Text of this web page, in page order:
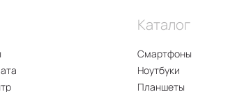
Каталог
Смартфоны
Ноутбуки
Планшеты